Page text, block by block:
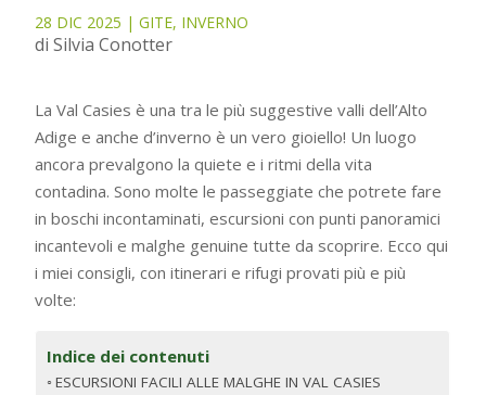
28 DIC 2025 |GITE, INVERNO
di Silvia Conotter
La Val Casies è una tra le più suggestive valli dell’Alto
Adige e anche d’inverno è un vero gioiello! Un luogo
ancora prevalgono la quiete e i ritmi della vita
contadina. Sono molte le passeggiate che potrete fare
in boschi incontaminati, escursioni con punti panoramici
incantevoli e malghe genuine tutte da scoprire. Ecco qui
i miei consigli, con itinerari e rifugi provati più e più
volte:
Indice dei contenuti
ESCURSIONI FACILI ALLE MALGHE IN VAL CASIES